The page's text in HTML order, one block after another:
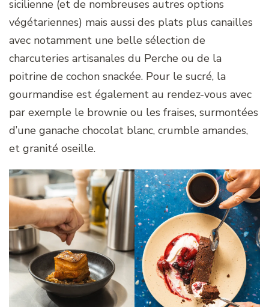
sicilienne (et de nombreuses autres options
végétariennes) mais aussi des plats plus canailles
avec notamment une belle sélection de
charcuteries artisanales du Perche ou de la
poitrine de cochon snackée. Pour le sucré, la
gourmandise est également au rendez-vous avec
par exemple le brownie ou les fraises, surmontées
d’une ganache chocolat blanc, crumble amandes,
et granité oseille.